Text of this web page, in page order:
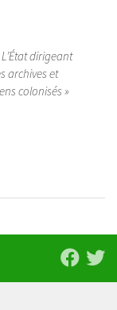
L’État dirigeant
archives et
colonisés »